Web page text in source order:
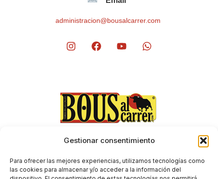
Gestionar consentimiento
Para ofrecer las mejores experiencias, utilizamos tecnologías como
las cookies para almacenar y/o acceder a la información del
administracion@bousalcarrer.com
Aviso Legal
Envíos y devoluciones
Condiciones generales de contratación